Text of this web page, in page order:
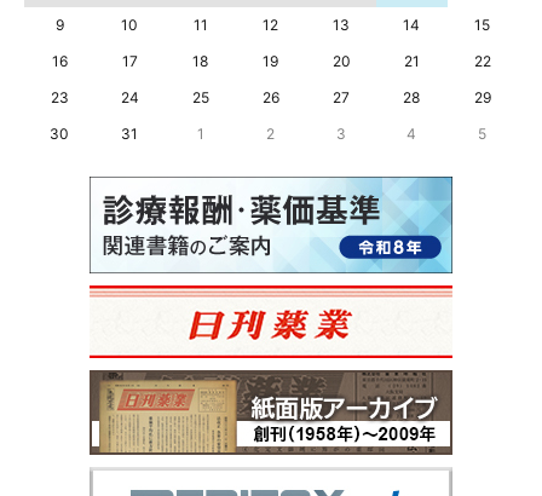
9
10 11 12 13 14
15
16
17 18 19 20 21
22
23
24 25 26 27 28
29
30
31 1 2 3 4 5